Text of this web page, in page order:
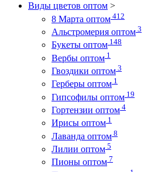
Виды цветов оптом >
8 Марта оптом 412
Альстромерия оптом 3
Букеты оптом 148
Вербы оптом 1
Гвоздики оптом 3
Герберы оптом 1
Гипсофилы оптом 19
Гортензии оптом 4
Ирисы оптом 1
Лаванда оптом 8
Лилии оптом 5
Пионы оптом 7